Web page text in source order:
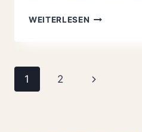
WEITERLESEN MANDEL-
OHNE
Seitennavigation
1 2
Nächste